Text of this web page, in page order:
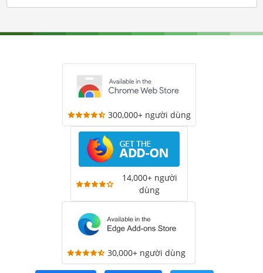
300,000+ người dùng
14,000+ người
dùng
30,000+ người dùng